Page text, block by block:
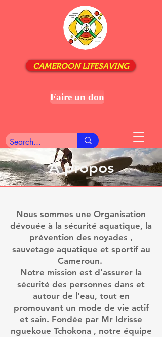
Faire un don
CAMEROON LIFESAVING
À propos
Nous sommes une Organisation
dévouée à la sécurité aquatique, la
prévention des noyades ,
sauvetage aquatique et sportif au
Cameroun.
Notre mission est d'assurer la
sécurité des personnes dans et
autour de l'eau, tout en
promouvant un mode de vie actif
et sain. Fondée par Mr Idrisse
nguekoue Tchokona , notre équipe